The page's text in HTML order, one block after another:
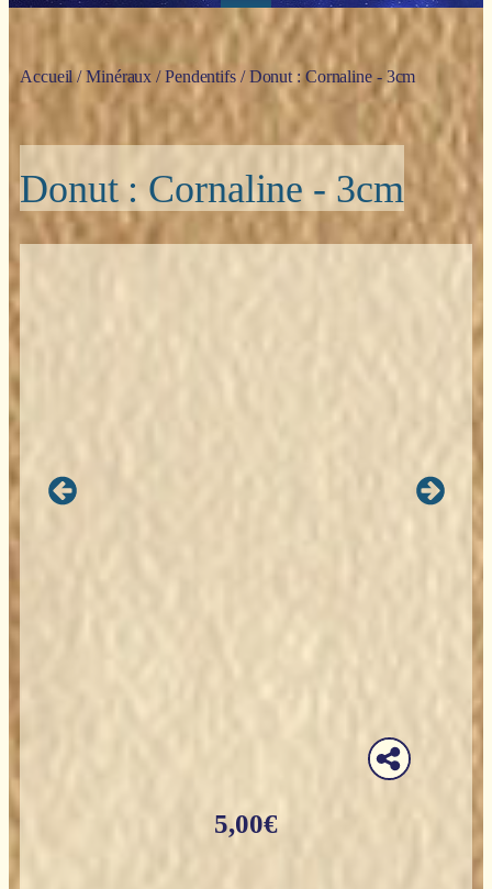
Accueil /Minéraux /Pendentifs/ Donut : Cornaline - 3cm
Donut : Cornaline - 3cm
5,00€